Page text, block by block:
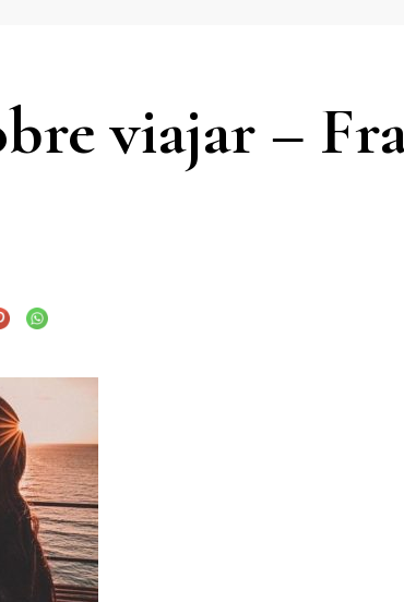
viajar –